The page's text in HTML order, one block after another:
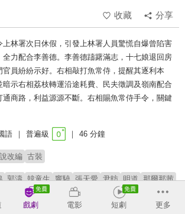
收藏
分享
林署次日休假，引發上林署人員驚慌自爆曾陷害
力配合李善德。李善德躊躇滿志，十七娘退回房
員紛紛示好。右相敲打魚常侍，提醒其逐利本
示右相荔枝轉運沿途耗費、民夫徵調及嶺南配合
通商路，利益源源不斷。右相賜魚常侍手令，關鍵
語 普遍級 46 分鐘
改編 古裝
郭濤 韓童生 竇驍 張天愛 尹昉 明道 那爾那茜
馮嘉怡 公磊 閻必果 蘆芳生 代露娃 張藝凡
戲劇 電影 短劇 更多